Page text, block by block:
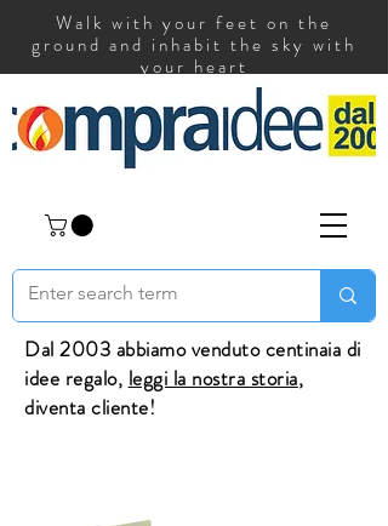
Walk with your feet on the
ground and inhabit the sky with
your heart
Dal 2003 abbiamo venduto centinaia di
idee regalo, leggi la nostra storia,
diventa cliente!